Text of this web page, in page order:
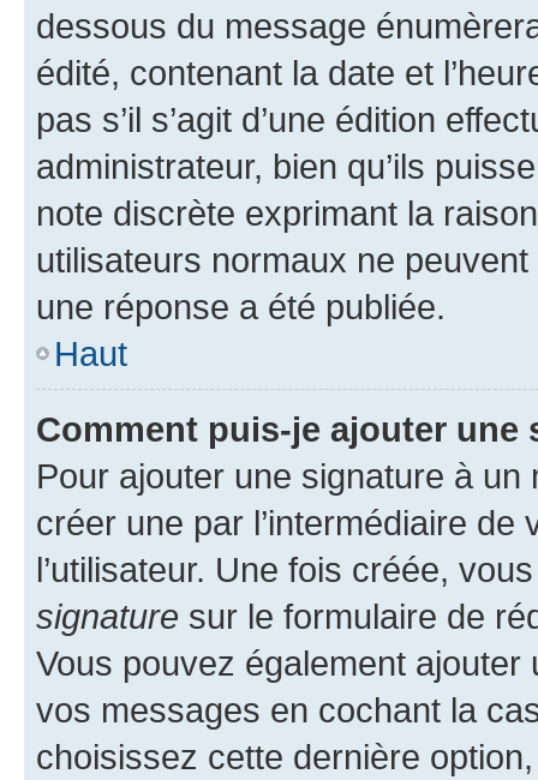
dessous du message
édité, contenant la date et
pas s’il s’agit d’une édition
administrateur, bien qu’ils
note discrète exprimant la
utilisateurs normaux ne
une réponse a été publiée.
Haut
Comment puis-je ajouter une
Pour ajouter une signature à un
créer une par l’intermédiaire
l’utilisateur. Une fois créée,
signature sur le formulaire de
Vous pouvez également
vos messages en cochant la
choisissez cette dernière